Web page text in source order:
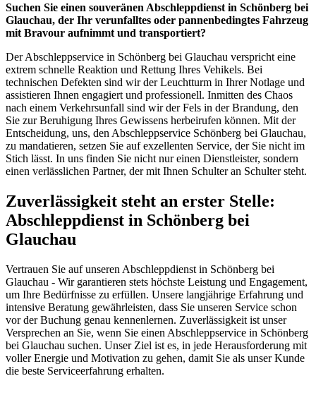
Suchen Sie einen souveränen Abschleppdienst in Schönberg bei
Glauchau, der Ihr verunfalltes oder pannenbedingtes Fahrzeug
mit Bravour aufnimmt und transportiert?
Der Abschleppservice in Schönberg bei Glauchau verspricht eine
extrem schnelle Reaktion und Rettung Ihres Vehikels. Bei
technischen Defekten sind wir der Leuchtturm in Ihrer Notlage und
assistieren Ihnen engagiert und professionell. Inmitten des Chaos
nach einem Verkehrsunfall sind wir der Fels in der Brandung, den
Sie zur Beruhigung Ihres Gewissens herbeirufen können. Mit der
Entscheidung, uns, den Abschleppservice Schönberg bei Glauchau,
zu mandatieren, setzen Sie auf exzellenten Service, der Sie nicht im
Stich lässt. In uns finden Sie nicht nur einen Dienstleister, sondern
einen verlässlichen Partner, der mit Ihnen Schulter an Schulter steht.
Zuverlässigkeit steht an erster Stelle:
Abschleppdienst in Schönberg bei
Glauchau
Vertrauen Sie auf unseren Abschleppdienst in Schönberg bei
Glauchau - Wir garantieren stets höchste Leistung und Engagement,
um Ihre Bedürfnisse zu erfüllen. Unsere langjährige Erfahrung und
intensive Beratung gewährleisten, dass Sie unseren Service schon
vor der Buchung genau kennenlernen. Zuverlässigkeit ist unser
Versprechen an Sie, wenn Sie einen Abschleppservice in Schönberg
bei Glauchau suchen. Unser Ziel ist es, in jede Herausforderung mit
voller Energie und Motivation zu gehen, damit Sie als unser Kunde
die beste Serviceerfahrung erhalten.